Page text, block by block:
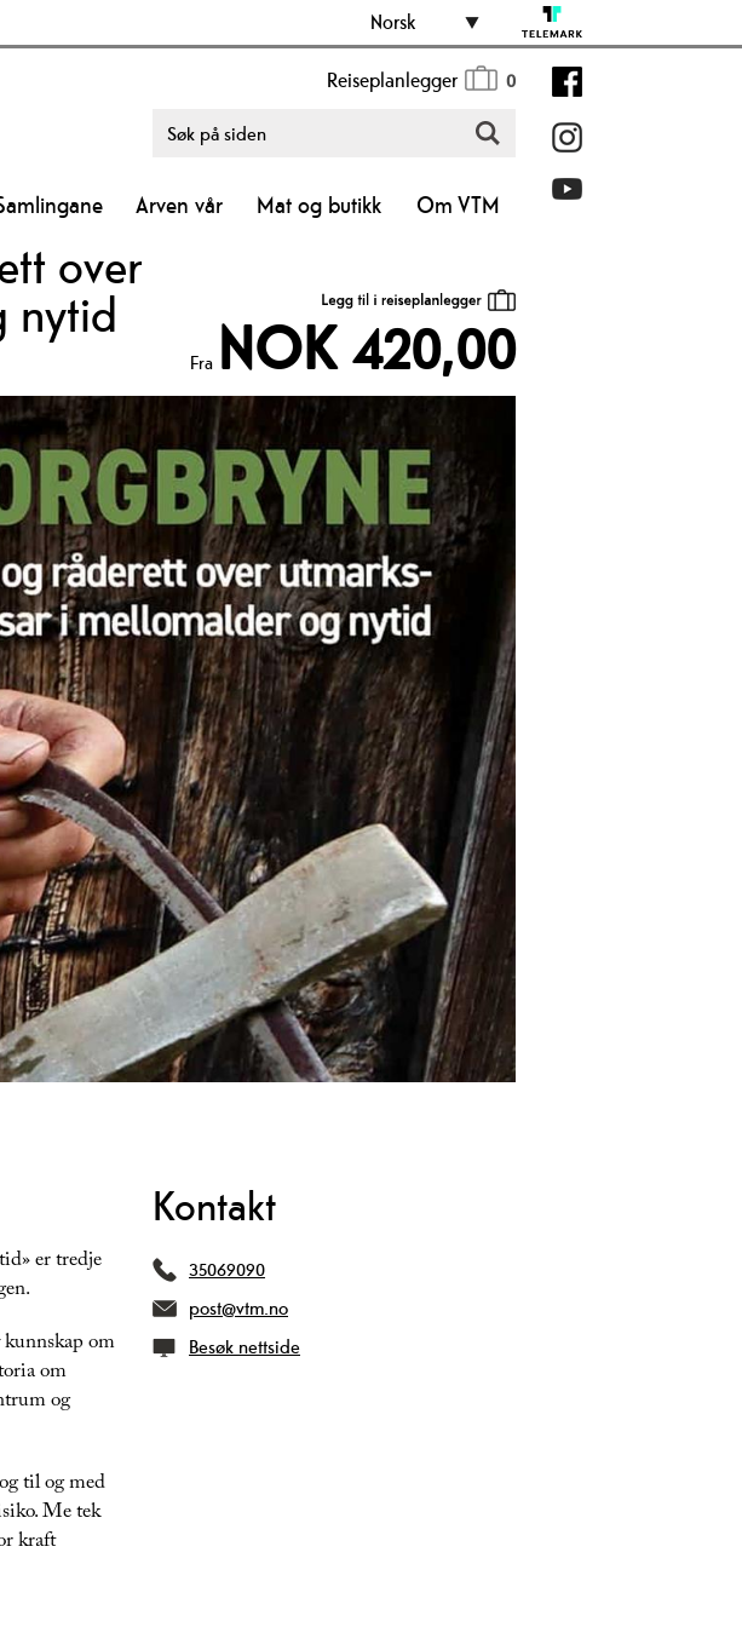
Norsk
Reiseplanlegger 0
Arven vår Mat og butikk Om VTM
over
nytid
Fra NOK 420,00
er tredje
om
om
og
til og med
Me tek
kraft
Kontakt
35069090
post@vtm.no
Besøk nettside